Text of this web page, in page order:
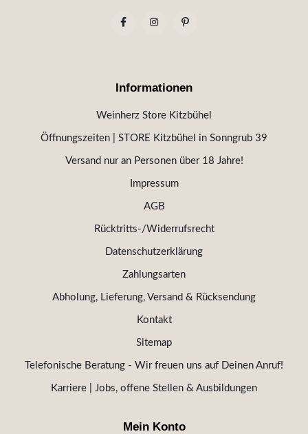
Informationen
Weinherz Store Kitzbühel
Öffnungszeiten | STORE Kitzbühel in Sonngrub 39
Versand nur an Personen über 18 Jahre!
Impressum
AGB
Rücktritts-/Widerrufsrecht
Datenschutzerklärung
Zahlungsarten
Abholung, Lieferung, Versand & Rücksendung
Kontakt
Sitemap
Telefonische Beratung - Wir freuen uns auf Deinen Anruf!
Karriere | Jobs, offene Stellen & Ausbildungen
Mein Konto